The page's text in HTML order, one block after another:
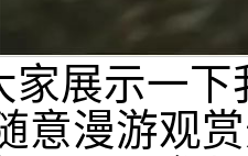
家展示一
意漫游观